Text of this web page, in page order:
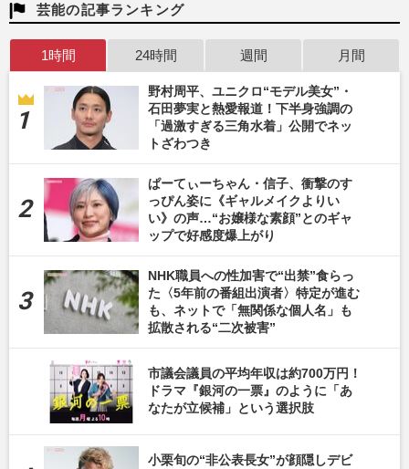
芸能の記事ランキング
1時間 24時間 週間 月間
野村周平、ユニクロ“モデル美女”・
石田夢実と熱愛報道！下半身強調の
「過激すぎる三角水着」公開でネッ
トざわつき
ぱーてぃーちゃん・信子、衝撃のす
っぴん姿に《ギャルメイクよりい
い》の声…“お嬢様な素顔”とのギャ
ップで好感度爆上がり
NHK職員への性加害で“出禁”食らっ
た〈5年前の番組出演者〉特定が進む
も、ネットで「無関係な個人名」も
拡散される“二次被害”
市議会議員の平均年収は約700万円！
ドラマ『銀河の一票』のように「あ
なたが立候補」という選択肢
小栗旬の“非公表長女”が顔隠しデビ